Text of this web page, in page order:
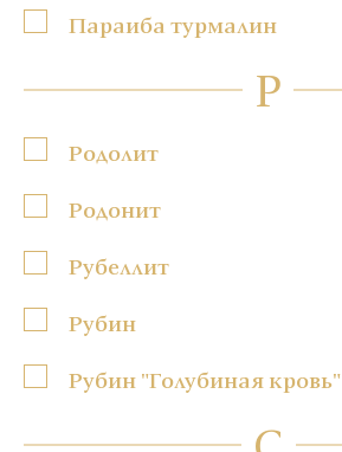
Параиба турмалин
Р
Родолит
Родонит
Рубеллит
Рубин
Рубин "Голубиная кровь"